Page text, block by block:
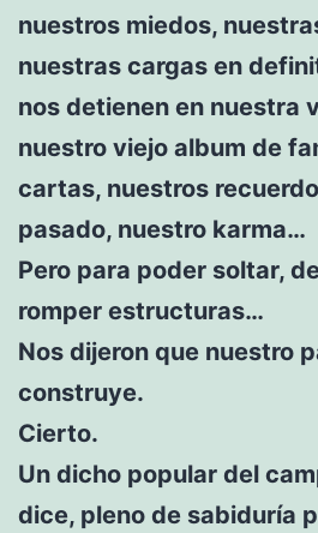
nuestros miedos,
nuestras cargas en
nos detienen en nuestra
nuestro viejo album de
cartas, nuestros
pasado, nuestro karma…
Pero para poder soltar,
romper estructuras…
Nos dijeron que nuestro
construye.
Cierto.
Un dicho popular del
dice, pleno de sabiduría